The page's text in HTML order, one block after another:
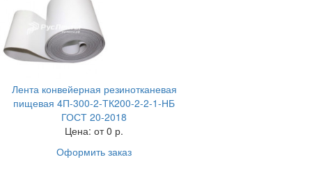
Лента конвейерная резинотканевая
пищевая 4П-300-2-ТК200-2-2-1-НБ
ГОСТ 20-2018
Цена: от 0 р.
Оформить заказ